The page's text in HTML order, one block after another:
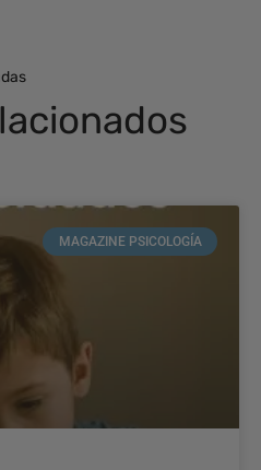
MAGAZINE PSICOLOGÍA